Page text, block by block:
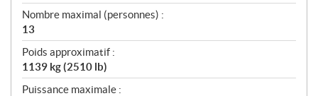
Nombre maximal (personnes) :
13
Poids approximatif :
1139 kg (2510 lb)
Puissance maximale :